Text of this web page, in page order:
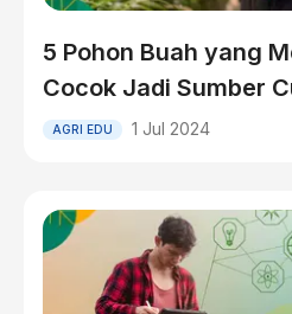
5 Pohon Buah yang
Cocok Jadi Sumber
AGRI EDU 1 Jul 2024